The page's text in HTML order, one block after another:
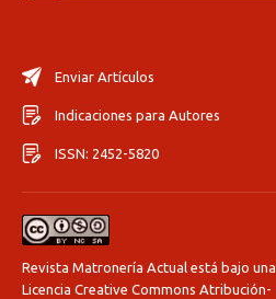
Enviar Artículos
Indicaciones para Autores
ISSN: 2452-5820
Revista Matronería Actual está bajo una
Licencia Creative Commons Atribución-